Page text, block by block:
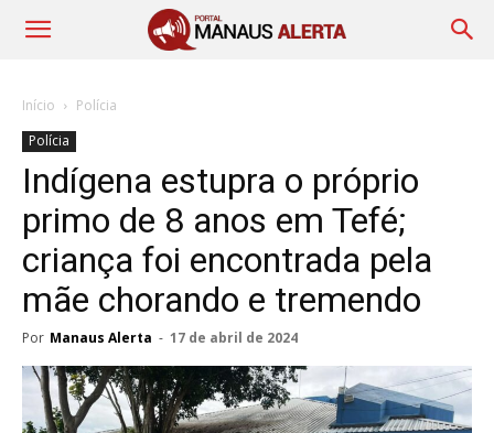
Início
Polícia
Polícia
Indígena estupra o próprio
primo de 8 anos em Tefé;
criança foi encontrada pela
mãe chorando e tremendo
Por Manaus Alerta - 17 de abril de 2024